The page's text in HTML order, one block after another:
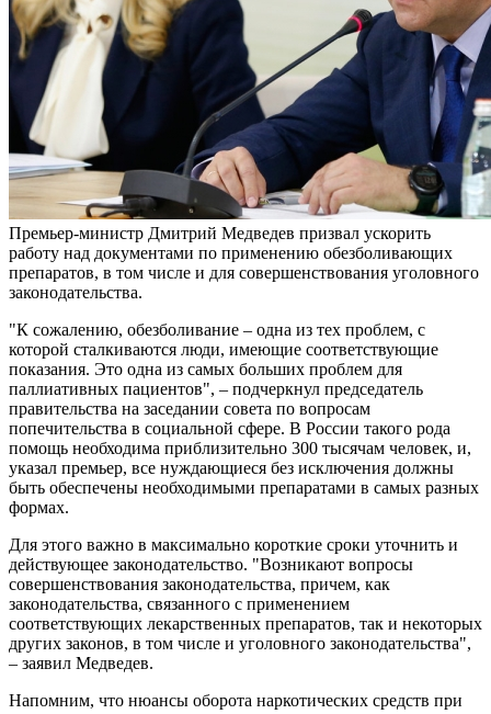
Премьер-министр Дмитрий Медведев призвал ускорить
работу над документами по применению обезболивающих
препаратов, в том числе и для совершенствования уголовного
законодательства.
"К сожалению, обезболивание – одна из тех проблем, с
которой сталкиваются люди, имеющие соответствующие
показания. Это одна из самых больших проблем для
паллиативных пациентов", – подчеркнул председатель
правительства на заседании совета по вопросам
попечительства в социальной сфере. В России такого рода
помощь необходима приблизительно 300 тысячам человек, и,
указал премьер, все нуждающиеся без исключения должны
быть обеспечены необходимыми препаратами в самых разных
формах.
Для этого важно в максимально короткие сроки уточнить и
действующее законодательство. "Возникают вопросы
совершенствования законодательства, причем, как
законодательства, связанного с применением
соответствующих лекарственных препаратов, так и некоторых
других законов, в том числе и уголовного законодательства",
– заявил Медведев.
Напомним, что нюансы оборота наркотических средств при